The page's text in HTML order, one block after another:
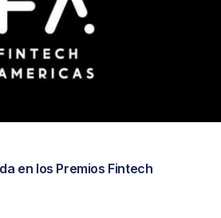
en los Premios Fintech